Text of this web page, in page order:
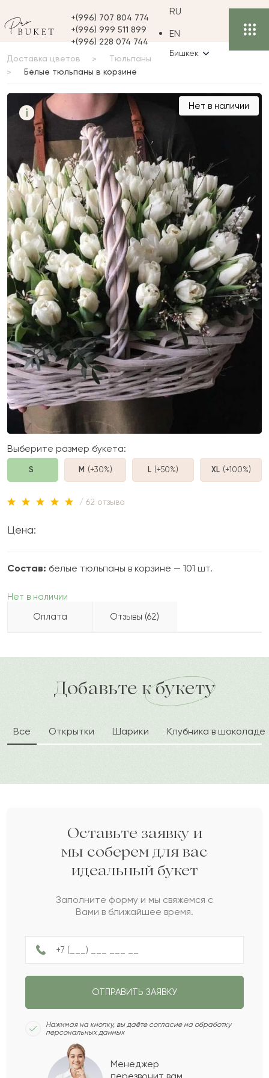
+(996) 707 804 774
+(996) 999 511 899
+(996) 228 074 744
RU
EN
Бишкек
Доставка цветов
Тюльпаны
Белые тюльпаны в корзине
i
тюльпаны в
Нет в наличии
Выберите размер букета:
S M (+30%) L (+50%) XL (+100%)
/ 62 отзыва
Цена:
Состав: белые тюльпаны в корзине — 101 шт.
Нет в наличии
Оплата
Отзывы (62)
доставка по городу в течение часа
С 2022-08-28
Сабаз
2022-08-13
М 2022-08-11
Майна
Д 2022-07-22
Дарерка
2022-04-30
Елена
2022-04-18
Фидель
Арно
Р Рабига
Анаит
Добавьте к букету
Все Открытки Шарики Клубника в шоколаде
Оставьте заявку и
мы соберем для вас
идеальный букет
Заполните форму и мы свяжемся с
Вами в ближайшее время.
ОТПРАВИТЬ ЗАЯВКУ
Нажимая на кнопку, вы даёте согласие на обработку
персональных данных
Менеджер